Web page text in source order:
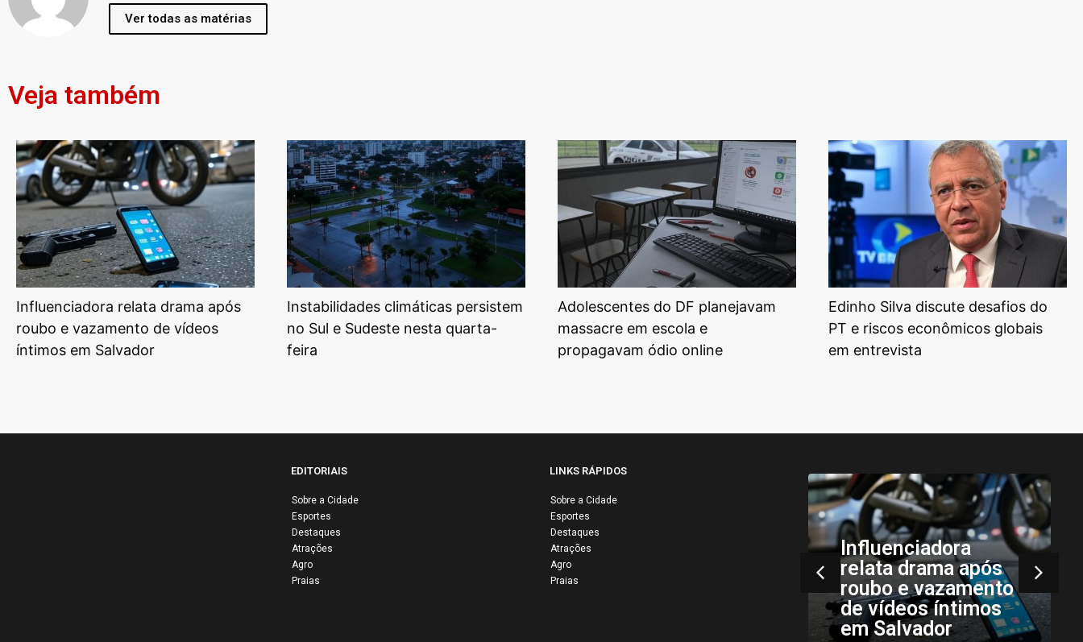
Ver todas as matérias
Veja também
Influenciadora relata drama após
roubo e vazamento de vídeos
íntimos em Salvador
Instabilidades climáticas persistem
no Sul e Sudeste nesta quarta-
feira
Adolescentes do DF planejavam
massacre em escola e
propagavam ódio online
Edinho Silva discute desafios do
PT e riscos econômicos globais
em entrevista
EDITORIAIS
Sobre a Cidade
Esportes
Destaques
Atrações
Agro
Praias
LINKS RÁPIDOS
Sobre a Cidade
Esportes
Destaques
Atrações
Agro
Praias
Edinho Silva
discute desafios do
Influenciadora
Instabilidades
climáticas
persistem no Sul e
Sudeste nesta
quarta-feira